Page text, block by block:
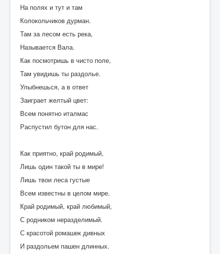
и
н
г
:
5
/
5
На полях и тут и там
Колокольчиков дурман.
Там за лесом есть река,
Называется Вала.
Как посмотришь в чисто поле,
Там увидишь ты раздолье.
Улыбнешься, а в ответ
Заиграет желтый цвет:
Всем понятно италмас
Распустил бутон для нас.
Как приятно, край родимый,
Лишь один такой ты в мире!
Лишь твои леса густые
Всем известны в целом мире.
Край родимый, край любимый,
С родником неразделимый.
С красотой ромашек дивных
И раздольем пашен длинных.